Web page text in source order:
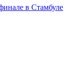
в Стамбуле